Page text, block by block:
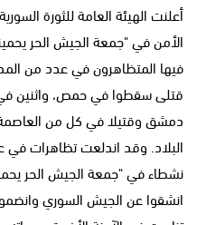
الأمن في "جمعة الجيش الحر
فيها المتظاهرون في عدد من
قتلى سقطوا في حمص، واثنين
دمشق وقتيلا في كل من
البلاد. وقد اندلعت تظاهرات في
نشطاء في "جمعة الجيش الحر
انشقوا عن الجيش السوري